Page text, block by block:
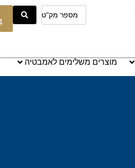
מוצרים משלימים לאמבטיה